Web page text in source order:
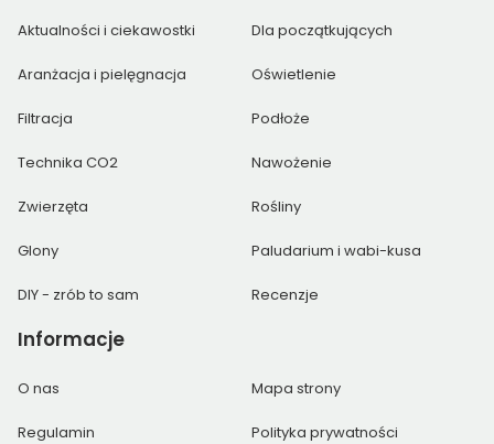
Aktualności i ciekawostki Dla początkujących
Aranżacja i pielęgnacja Oświetlenie
Filtracja Podłoże
Technika CO2 Nawożenie
Zwierzęta Rośliny
Glony Paludarium i wabi-kusa
DIY - zrób to sam Recenzje
Informacje
O nas Mapa strony
Regulamin Polityka prywatności